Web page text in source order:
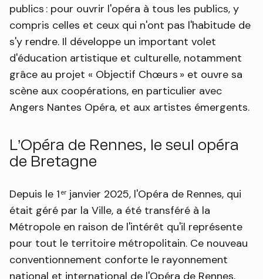
publics : pour ouvrir l'opéra à tous les publics, y
compris celles et ceux qui n'ont pas l'habitude de
s'y rendre. Il développe un important volet
d'éducation artistique et culturelle, notamment
grâce au projet « Objectif Chœurs » et ouvre sa
scène aux coopérations, en particulier avec
Angers Nantes Opéra, et aux artistes émergents.
L’Opéra de Rennes, le seul opéra
de Bretagne
Depuis le 1 er janvier 2025, l'Opéra de Rennes, qui
était géré par la Ville, a été transféré à la
Métropole en raison de l'intérêt qu'il représente
pour tout le territoire métropolitain. Ce nouveau
conventionnement conforte le rayonnement
national et international de l'Opéra de Rennes,